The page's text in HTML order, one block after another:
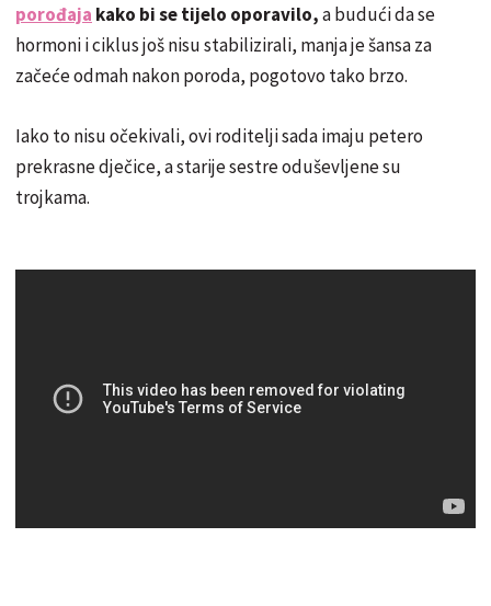
porođaja kako bi se tijelo oporavilo,a budući da se
hormoni i ciklus još nisu stabilizirali, manja je šansa za
začeće odmah nakon poroda, pogotovo tako brzo.
Iako to nisu očekivali, ovi roditelji sada imaju petero
prekrasne dječice, a starije sestre oduševljene su
trojkama.